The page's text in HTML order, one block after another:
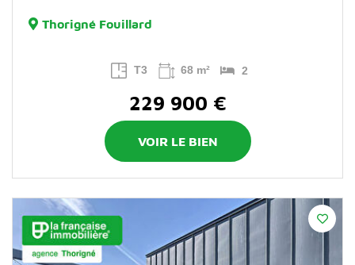
Thorigné Fouillard
T3 68 m² 2
229 900 €
VOIR LE BIEN